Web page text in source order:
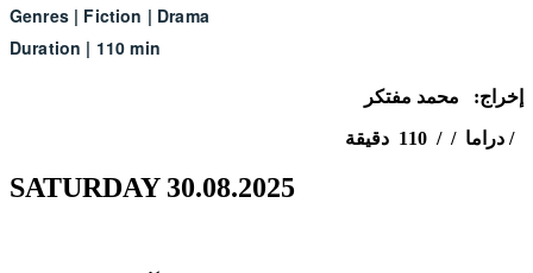
Genres| Fiction | Drama
Duration | 110 min
إخراج: محمد مفتكر
دراما / / 110 دقيقة /
SATURDAY 30.08.2025